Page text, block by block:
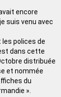
encore
suis venu avec
polices de
dans cette
distribuée
et nommée
du
».